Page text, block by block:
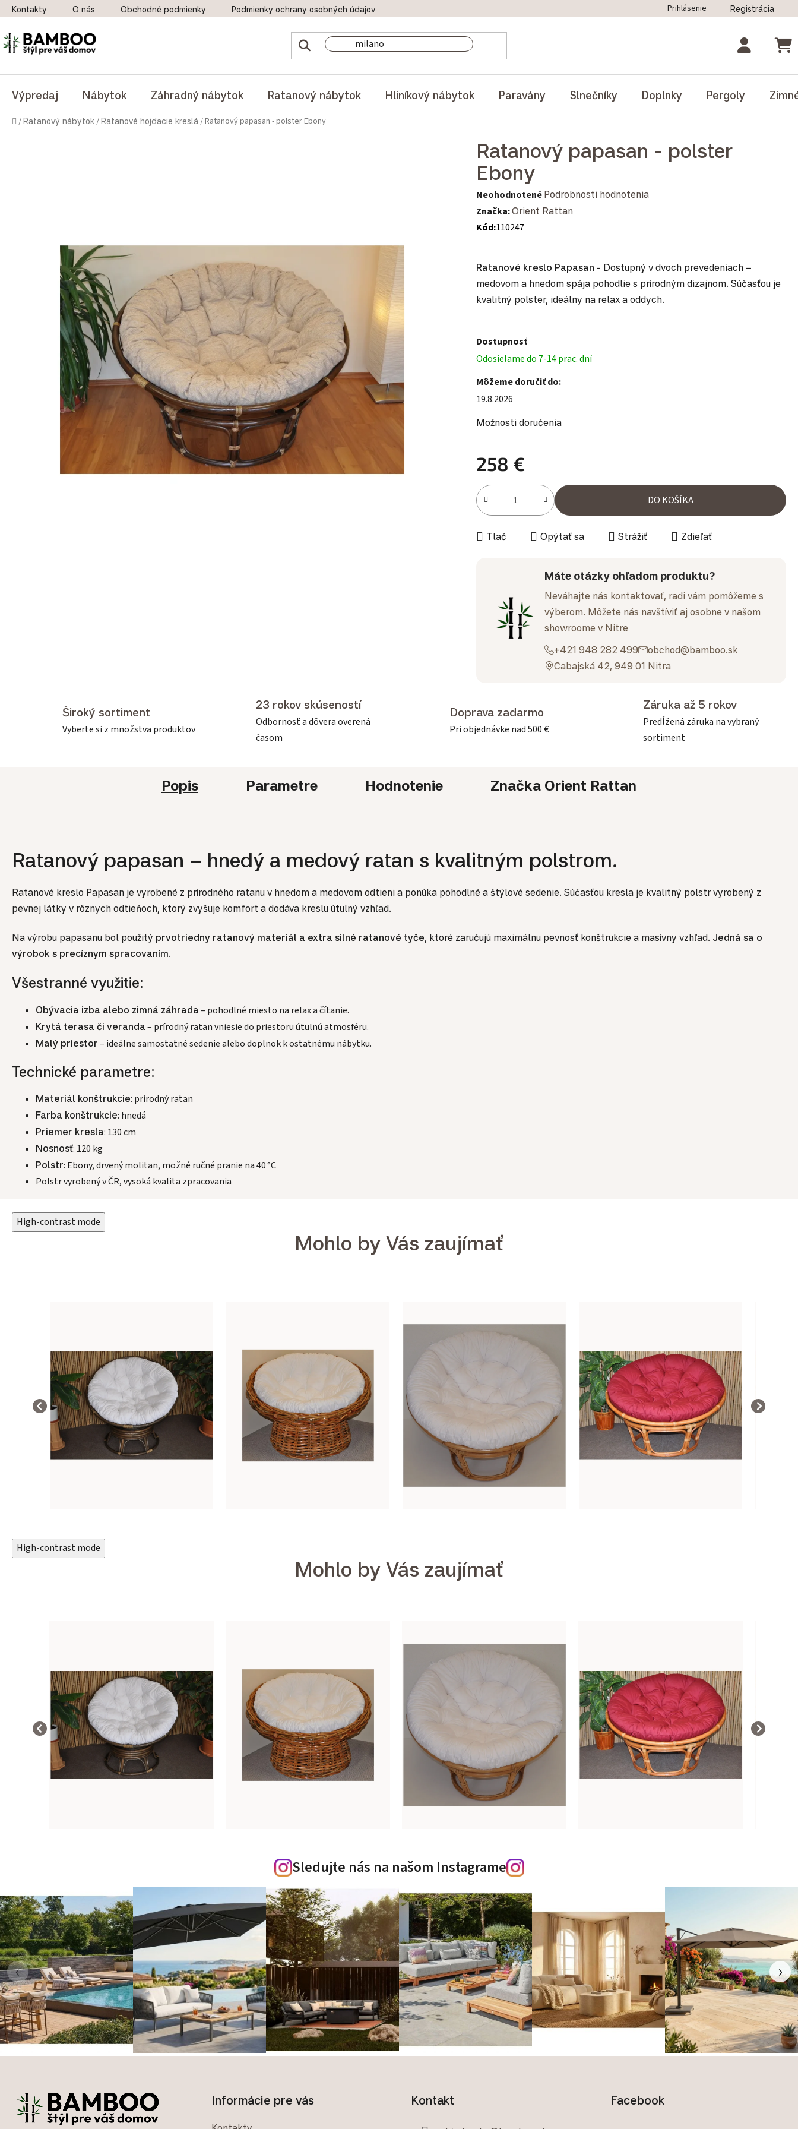
Prejsť na obsah
Kontakty O nás Obchodné podmienky Podmienky ochrany osobných údajov Odstúpenie od zmluvy
Prihlásenie Registrácia
Výpredaj Nábytok Záhradný nábytok Ratanový nábytok Hliníkový nábytok Paravány Slnečníky Doplnky Pergoly
Domov
/Ratanový nábytok /Ratanové hojdacie kreslá /Ratanový papasan - polster Ebony
Ratanový papasan - polster
Ebony
Priemerné hodnotenie produktu je 0,0 z 5 hviezdičiek.
Neohodnotené Podrobnosti hodnotenia
Značka:Orient Rattan
Kód:110247
Ratanové kreslo Papasan - Dostupný v dvoch prevedeniach –
medovom a hnedom spája pohodlie s prírodným dizajnom. Súčasťou je
kvalitný polster, ideálny na relax a oddych.
Dostupnosť
Odosielame do 7-14 prac. dní
Môžeme doručiť do:
19.8.2026
Možnosti doručenia
258 €
Jednotková cena:
DO KOŠÍKA
Tlač Opýtať sa Strážiť Zdieľať
Máte otázky ohľadom produktu?
Neváhajte nás kontaktovať, radi vám pomôžeme s
výberom. Môžete nás navštíviť aj osobne v našom
showroome v Nitre
+421 948 282 499
obchod@bamboo.sk
Cabajská 42, 949 01 Nitra
Široký sortiment
Vyberte si z množstva produktov
23 rokov skúseností
Odbornosť a dôvera overená
časom
Doprava zadarmo
Pri objednávke nad 500 €
Záruka až 5 rokov
Predĺžená záruka na vybraný
sortiment
Popis Parametre Hodnotenie Značka Orient Rattan
Ratanový papasan – hnedý a medový ratan s kvalitným polstrom.
Ratanové kreslo Papasan je vyrobené z prírodného ratanu v hnedom a medovom odtieni a ponúka pohodlné a štýlové sedenie. Súčasťou kresla je kvalitný polstr vyrobený z
pevnej látky v rôznych odtieňoch, ktorý zvyšuje komfort a dodáva kreslu útulný vzhľad.
Na výrobu papasanu bol použitý prvotriedny ratanový materiál a extra silné ratanové tyče, ktoré zaručujú maximálnu pevnosť konštrukcie a masívny vzhľad. Jedná sa o
výrobok s precíznym spracovaním.
Všestranné využitie:
Obývacia izba alebo zimná záhrada – pohodlné miesto na relax a čítanie.
Krytá terasa či veranda – prírodný ratan vniesie do priestoru útulnú atmosféru.
Malý priestor – ideálne samostatné sedenie alebo doplnok k ostatnému nábytku.
Technické parametre:
Materiál konštrukcie: prírodný ratan
Farba konštrukcie: hnedá
Priemer kresla: 130 cm
Nosnosť: 120 kg
Polstr: Ebony, drvený molitan, možné ručné pranie na 40 °C
Polstr vyrobený v ČR, vysoká kvalita zpracovania
High-contrast mode
Mohlo by Vás zaujímať
High-contrast mode
Mohlo by Vás zaujímať
Sledujte nás na našom Instagrame
‹ ›
Informácie pre vás Kontakt Facebook